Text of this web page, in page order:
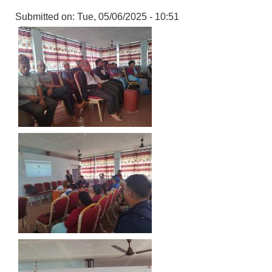
Submitted on: Tue, 05/06/2025 - 10:51